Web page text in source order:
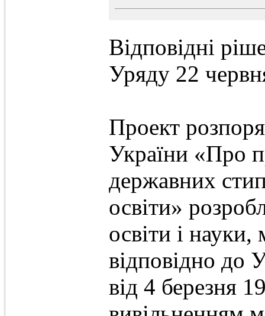
Відповідні
Уряду 22
Проект
України «Про
державних
освіти»
освіти і науки,
відповідно до
від 4 березня